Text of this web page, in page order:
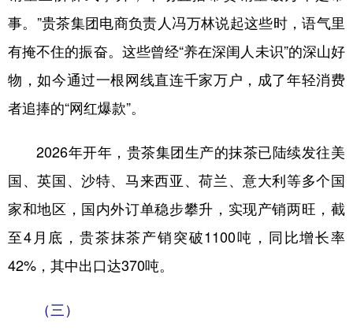
事。”贵茶集团电商负责人冯万林说起这些时，语气里
有掩不住的振奋。这些曾经“养在深闺人未识”的深山好
物，如今通过一根网线直连千家万户，成了年轻消费
者追捧的“网红爆款”。
2026年开年，贵茶集团生产的抹茶已陆续发往美
国、英国、沙特、马来西亚、荷兰、意大利等多个国
家和地区，国内外订单稳步攀升，实现产销两旺，截
至4月底，贵茶抹茶产销突破1100吨，同比增长率
42%，其中出口达370吨。
（三）